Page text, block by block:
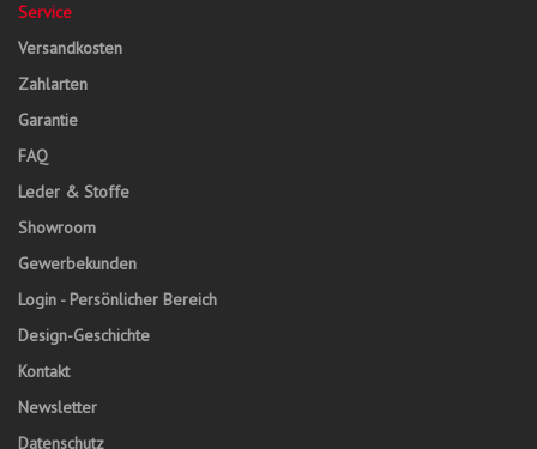
Service
Versandkosten
Zahlarten
Garantie
FAQ
Leder & Stoffe
Showroom
Gewerbekunden
Login - Persönlicher Bereich
Design-Geschichte
Kontakt
Newsletter
Datenschutz